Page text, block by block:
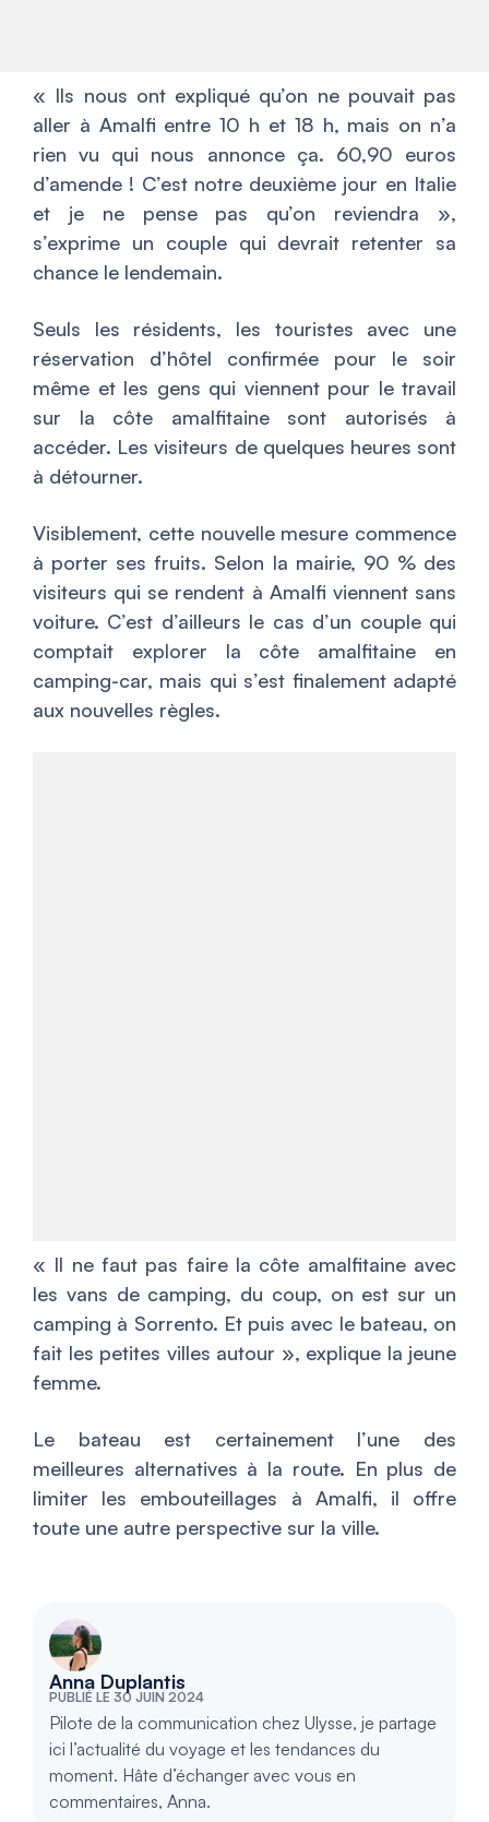
« Ils nous ont expliqué qu’on ne pouvait pas
aller à Amalfi entre 10 h et 18 h, mais on n’a
rien vu qui nous annonce ça. 60,90 euros
d’amende ! C’est notre deuxième jour en Italie
et je ne pense pas qu’on reviendra »,
s’exprime un couple qui devrait retenter sa
chance le lendemain.
Seuls les résidents, les touristes avec une
réservation d’hôtel confirmée pour le soir
même et les gens qui viennent pour le travail
sur la côte amalfitaine sont autorisés à
accéder. Les visiteurs de quelques heures sont
à détourner.
Visiblement, cette nouvelle mesure commence
à porter ses fruits. Selon la mairie, 90 % des
visiteurs qui se rendent à Amalfi viennent sans
voiture. C’est d’ailleurs le cas d’un couple qui
comptait explorer la côte amalfitaine en
camping-car, mais qui s’est finalement adapté
aux nouvelles règles.
« Il ne faut pas faire la côte amalfitaine avec
les vans de camping, du coup, on est sur un
camping à Sorrento. Et puis avec le bateau, on
fait les petites villes autour », explique la jeune
femme.
Le bateau est certainement l’une des
meilleures alternatives à la route. En plus de
limiter les embouteillages à Amalfi, il offre
toute une autre perspective sur la ville.
Anna Duplantis
PUBLIÉ LE 30 JUIN 2024
Pilote de la communication chez Ulysse, je partage
ici l’actualité du voyage et les tendances du
moment. Hâte d’échanger avec vous en
commentaires, Anna.